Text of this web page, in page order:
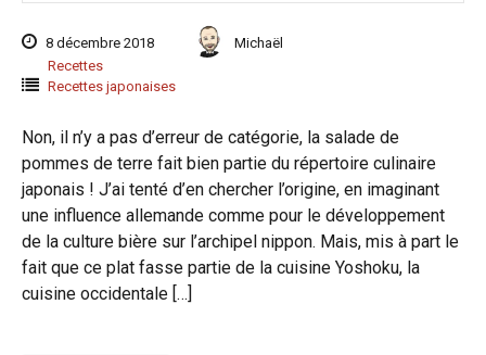
8 décembre 2018
Michaël
Recettes
Recettes japonaises
Non, il n’y a pas d’erreur de catégorie, la salade de
pommes de terre fait bien partie du répertoire culinaire
japonais ! J’ai tenté d’en chercher l’origine, en imaginant
une influence allemande comme pour le développement
de la culture bière sur l’archipel nippon. Mais, mis à part le
fait que ce plat fasse partie de la cuisine Yoshoku, la
cuisine occidentale […]